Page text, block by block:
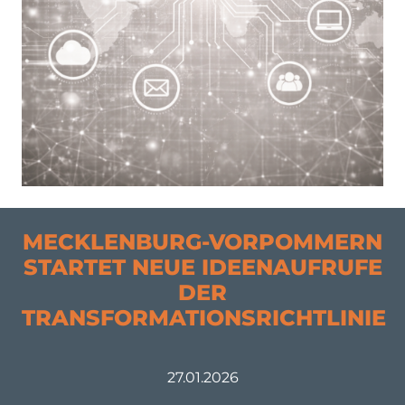
MECKLENBURG-VORPOMMERN
STARTET NEUE IDEENAUFRUFE
DER
TRANSFORMATIONSRICHTLINIE
27.01.2026